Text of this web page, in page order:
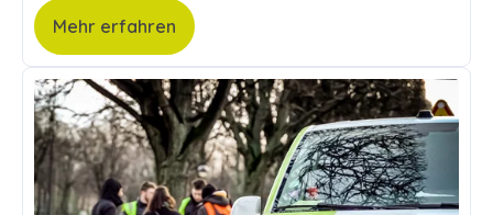
Mehr erfahren